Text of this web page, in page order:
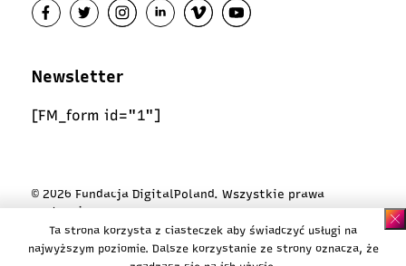
Newsletter
[FM_form id="1"]
© 2026 Fundacja DigitalPoland. Wszystkie prawa
zastrzeżone
Polityka ciasteczek
Polityka prywatności
Ta strona korzysta z ciasteczek aby świadczyć usługi na
najwyższym poziomie. Dalsze korzystanie ze strony oznacza, że